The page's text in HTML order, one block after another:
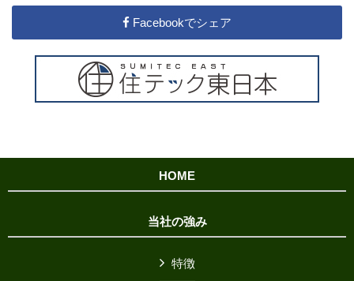
Facebookでシェア
HOME
当社の強み
特徴